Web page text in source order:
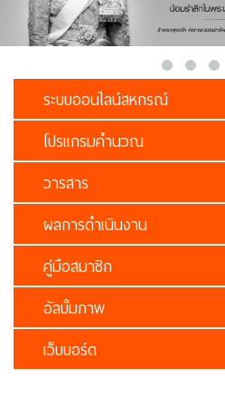
ระบบออนไลน์สหกรณ์
โปรแกรมคำนวณ
วารสาร
ผลการดำเนินงาน
คู่มือสมาชิก
อัลบั้มภาพ
เว็บบอร์ด